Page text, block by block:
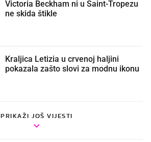
Victoria Beckham ni u Saint-Tropezu
ne skida štikle
Kraljica Letizia u crvenoj haljini
pokazala zašto slovi za modnu ikonu
PRIKAŽI JOŠ VIJESTI